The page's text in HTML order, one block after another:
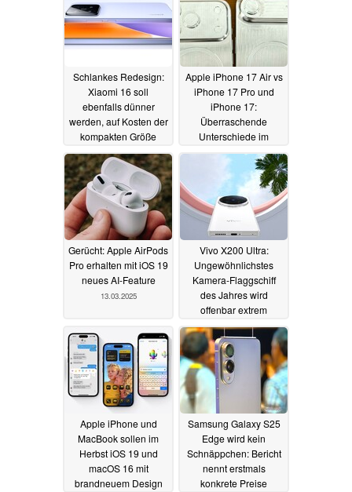
Schlankes Redesign:
Xiaomi 16 soll
ebenfalls dünner
werden, auf Kosten der
kompakten Größe
16.03.2025
Apple iPhone 17 Air vs
iPhone 17 Pro und
iPhone 17:
Überraschende
Unterschiede im
Dummy-Vergleich
16.03.2025
Gerücht: Apple AirPods
Pro erhalten mit iOS 19
neues AI-Feature
13.03.2025
Vivo X200 Ultra:
Ungewöhnlichstes
Kamera-Flaggschiff
des Jahres wird
offenbar extrem
lichtsensitiv11.03.2025
Apple iPhone und
MacBook sollen im
Herbst iOS 19 und
macOS 16 mit
brandneuem Design
Samsung Galaxy S25
Edge wird kein
Schnäppchen: Bericht
nennt erstmals
konkrete Preise